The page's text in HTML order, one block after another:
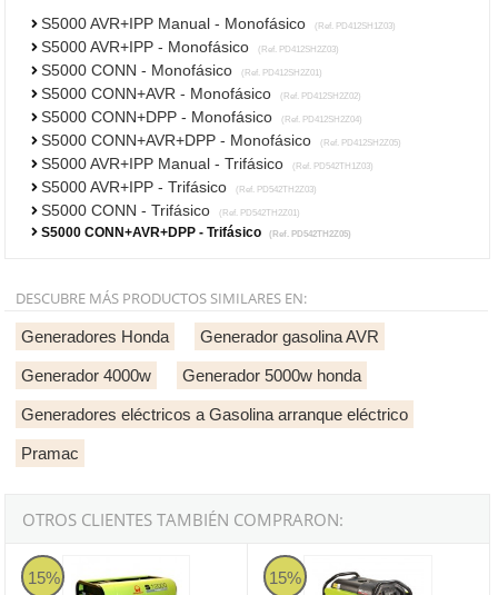
S5000 AVR+IPP Manual - Monofásico (Ref. PD412SH1Z03)
S5000 AVR+IPP - Monofásico (Ref. PD412SH2Z03)
S5000 CONN - Monofásico (Ref. PD412SH2Z01)
S5000 CONN+AVR - Monofásico (Ref. PD412SH2Z02)
S5000 CONN+DPP - Monofásico (Ref. PD412SH2Z04)
S5000 CONN+AVR+DPP - Monofásico (Ref. PD412SH2Z05)
S5000 AVR+IPP Manual - Trifásico (Ref. PD542TH1Z03)
S5000 AVR+IPP - Trifásico (Ref. PD542TH2Z03)
S5000 CONN - Trifásico (Ref. PD542TH2Z01)
S5000 CONN+AVR+DPP - Trifásico (Ref. PD542TH2Z05)
DESCUBRE MÁS PRODUCTOS SIMILARES EN:
Generadores Honda Generador gasolina AVR
Generador 4000w Generador 5000w honda
Generadores eléctricos a Gasolina arranque eléctrico
Pramac
OTROS CLIENTES TAMBIÉN COMPRARON:
15%
Pramac S12000 - Generador Eléctrico Monofásico CONN
15%
Pramac SP 8000 - Generador